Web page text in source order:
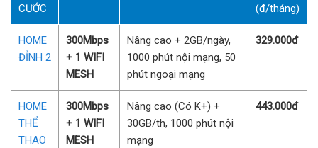
CƯỚC
(đ/tháng)
HOME
ĐỈNH 2
300Mbps
+ 1 WIFI
MESH
Nâng cao + 2GB/ngày,
1000 phút nội mạng, 50
phút ngoại mạng
329.000đ
HOME
THỂ
THAO
300Mbps
+ 1 WIFI
MESH
Nâng cao (Có K+) +
30GB/th, 1000 phút nội
mạng
443.000đ